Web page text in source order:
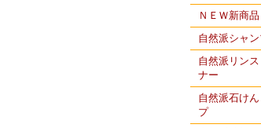
ＮＥＷ新商品
自然派シャ
自然派リン
ナー
自然派石け
プ